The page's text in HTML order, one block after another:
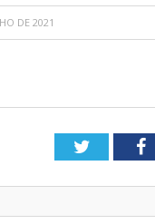
DE 2021
Twitter